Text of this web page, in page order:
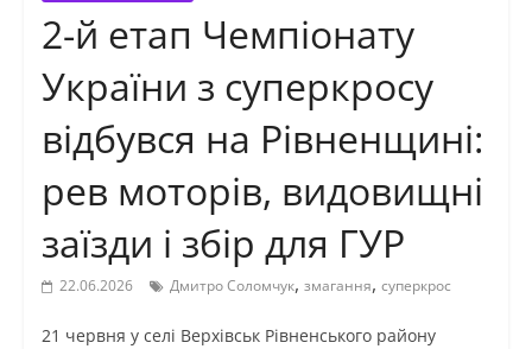
2-й етап Чемпіонату
України з суперкросу
відбувся на Рівненщині:
рев моторів, видовищні
заїзди і збір для ГУР
22.06.2026 Дмитро Соломчук, змагання, суперкрос
21 червня у селі Верхівськ Рівненського району